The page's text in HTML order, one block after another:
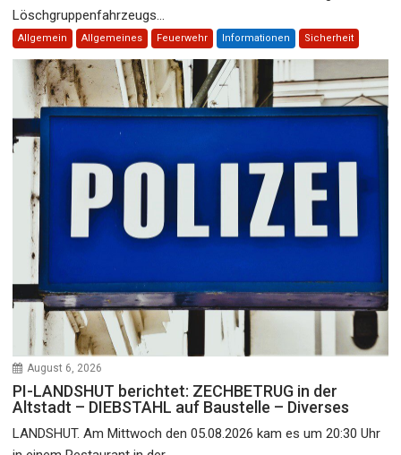
Löschgruppenfahrzeugs...
Allgemein Allgemeines Feuerwehr Informationen Sicherheit
August 6, 2026
PI-LANDSHUT berichtet: ZECHBETRUG in der
Altstadt – DIEBSTAHL auf Baustelle – Diverses
LANDSHUT. Am Mittwoch den 05.08.2026 kam es um 20:30 Uhr